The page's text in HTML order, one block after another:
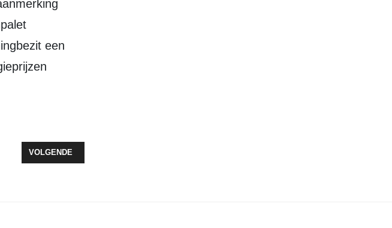
een
VOLGENDE ARTIKEL: KATHOLIEKEN STERRE DER ZEE STARTEN PETITIE OM FUSIE TE
VOLGENDE